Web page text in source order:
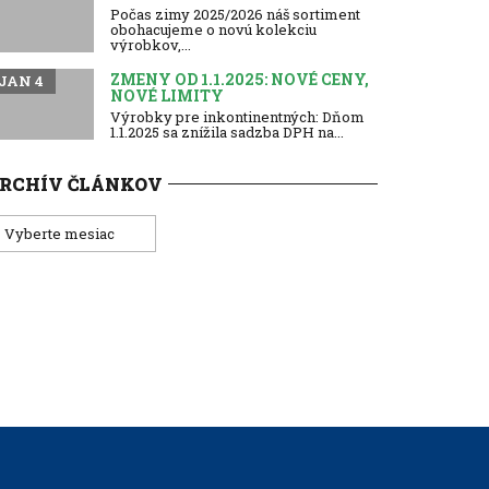
Počas zimy 2025/2026 náš sortiment
obohacujeme o novú kolekciu
výrobkov,...
ZMENY OD 1.1.2025: NOVÉ CENY,
NOVÉ LIMITY
JAN 4
Výrobky pre inkontinentných: Dňom
1.1.2025 sa znížila sadzba DPH na...
ČLÁNKOV